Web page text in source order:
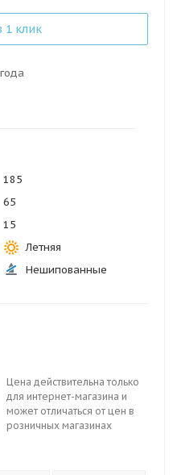
1 клик
185
65
15
Летняя
Нешипованные
Цена действительна только
для интернет-магазина и
может отличаться от цен в
розничных магазинах